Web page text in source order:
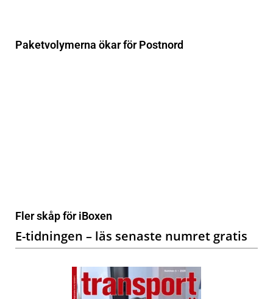
Paketvolymerna ökar för Postnord
Fler skåp för iBoxen
E-tidningen – läs senaste numret gratis